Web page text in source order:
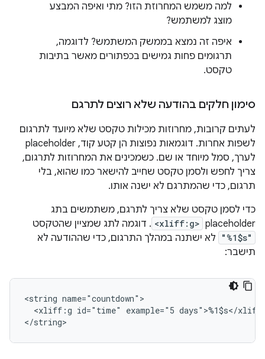
למה משמש המחרוזת הזו? מתי ואיפה המבצע
מוצג למשתמש?
איפה זה נמצא בממשק המשתמש? לדוגמה,
תרגומים פחות גמישים בכפתורים מאשר בתיבות
טקסט.
סימון חלקים בהודעה שלא רוצים לתרגם
לעתים קרובות, מחרוזות מכילות טקסט שלא מיועד לתרגום
לשפות אחרות. דוגמאות נפוצות הן קטע קוד, placeholder
לערך, סמל מיוחד או שם. כשמכינים את המחרוזות לתרגום,
צריך לחפש ולסמן טקסט שחייב להישאר כמו שהוא, בלי
תרגום, כדי שהמתרגם לא ישנה אותו.
כדי לסמן טקסט שלא צריך לתרגם, משתמשים בתג
placeholder‏
<xliff:g> . דוגמה לתג שמציין שהטקסט
"%1$s"
לא ישתנה במהלך התרגום, כדי שההודעה לא
תישבר:
<string
<xliff:g id="time" example="5 days">%1$s</
</string>